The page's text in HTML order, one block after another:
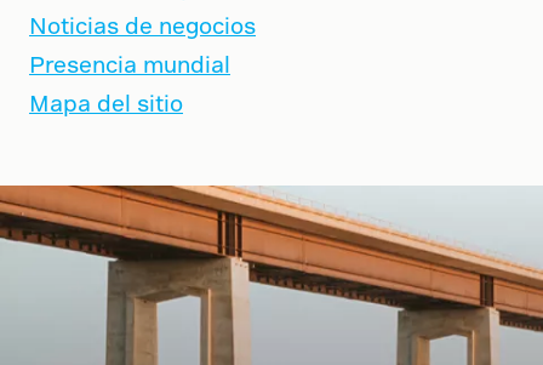
Noticias de negocios
Presencia mundial
Mapa del sitio